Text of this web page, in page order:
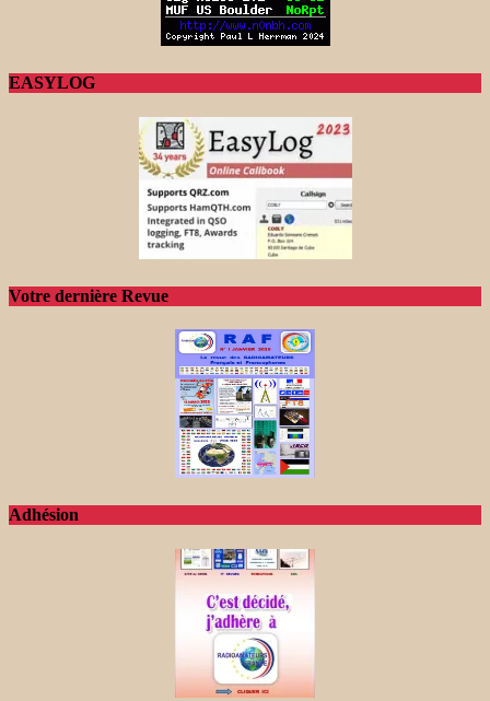
EASYLOG
Votre dernière Revue
Adhésion